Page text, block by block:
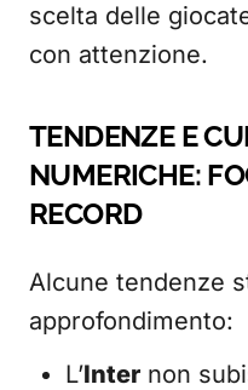
scelta delle
con attenzione.
TENDENZE E
NUMERICHE:
RECORD
Alcune tendenze
approfondimento:
L’Inter non